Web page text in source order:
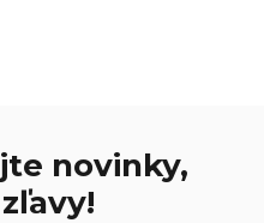
novinky,